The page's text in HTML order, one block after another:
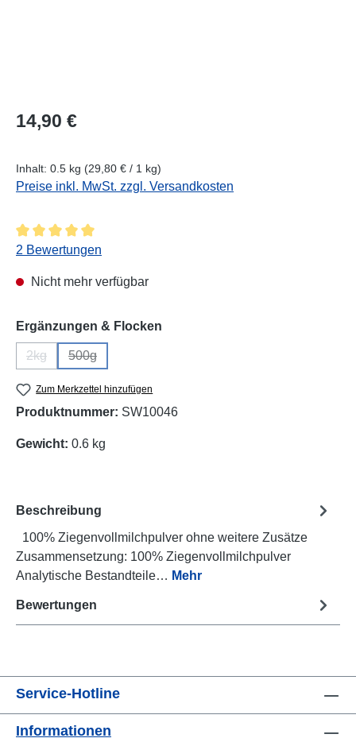
Regulärer Preis:
14,90 €
Inhalt: 0.5 kg (29,80 € / 1 kg)
Preise inkl. MwSt. zzgl. Versandkosten
Durchschnittliche Bewertung von 5 von 5 Sternen
2 Bewertungen
Nicht mehr verfügbar
Ergänzungen & Flocken
2kg
(Diese Option ist zurzeit nicht verfügbar.)
500g
(Diese Option ist zurzeit nicht verfügbar.)
Zum Merkzettel hinzufügen
Produktnummer: SW10046
Gewicht: 0.6 kg
Beschreibung
100% Ziegenvollmilchpulver ohne weitere Zusätze
Zusammensetzung: 100% Ziegenvollmilchpulver
Analytische Bestandteile… Mehr
Bewertungen
Service-Hotline
Informationen